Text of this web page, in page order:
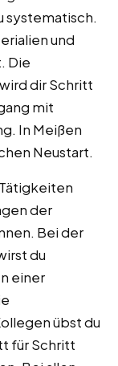
systematisch.
und
Die
dir Schritt
mit
In Meißen
Neustart.
der
Bei der
du
einer
übst du
für Schritt